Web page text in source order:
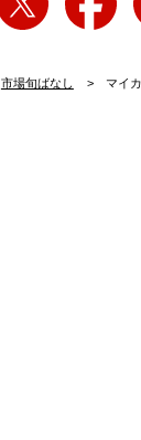
市場旬ばなし
マイ